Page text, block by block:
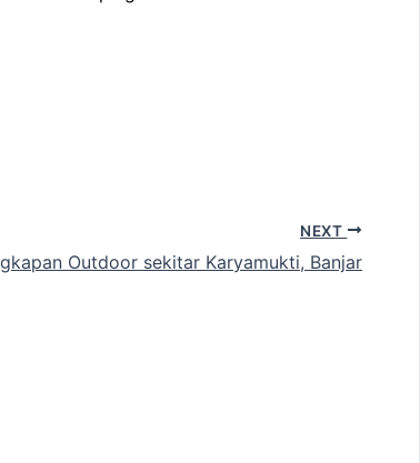
NEXT
Outdoor sekitar Karyamukti, Banjar